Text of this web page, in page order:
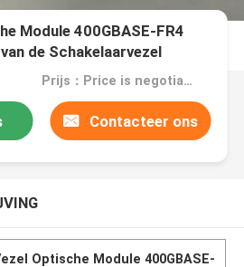
Module 400GBASE-FR4
de Schakelaarvezel
Prijs：Price is negotiable
Contacteer ons
Optische Module 400GBASE-